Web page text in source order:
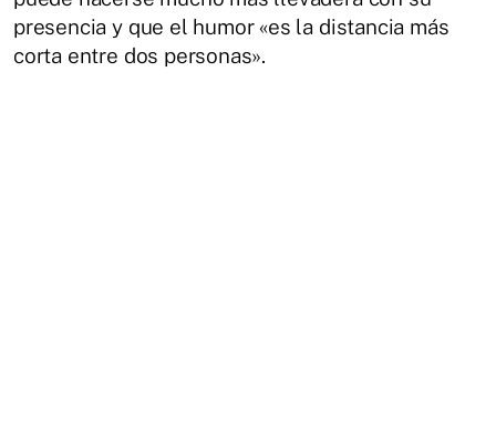
presencia y que el humor «es la distancia más
corta entre dos personas».